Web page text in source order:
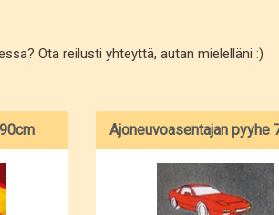
Ota reilusti yhteyttä, autan mielelläni :)